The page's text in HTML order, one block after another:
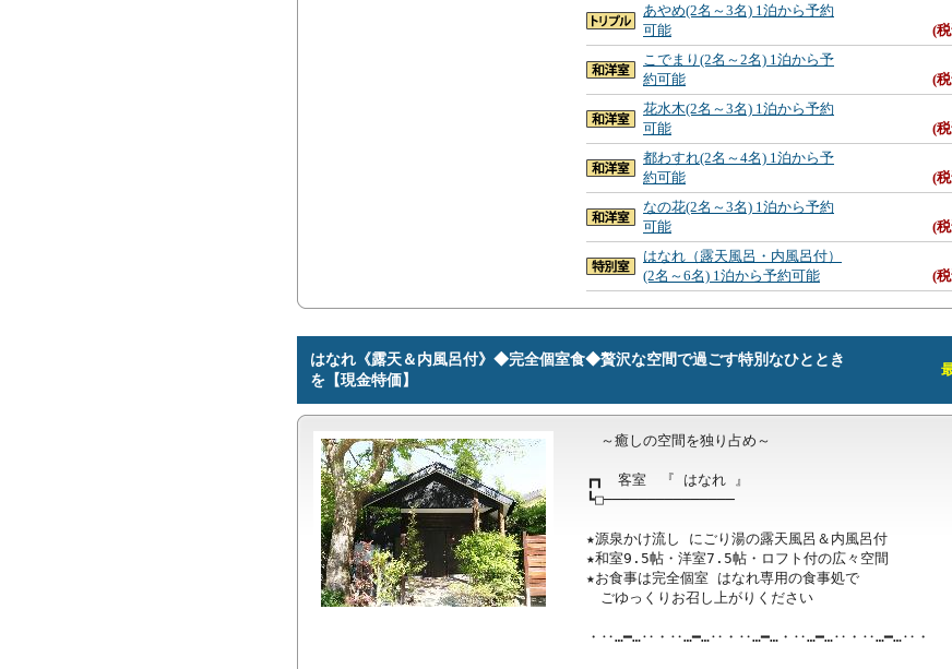
あやめ(2名～3名) 1泊から予約
可能
(
こでまり(2名～2名) 1泊から予
約可能
(
花水木(2名～3名) 1泊から予約
可能
(
都わすれ(2名～4名) 1泊から予
約可能
(
なの花(2名～3名) 1泊から予約
可能
(
はなれ（露天風呂・内風呂付）
(2名～6名) 1泊から予約可能
(
はなれ《露天＆内風呂付》◆完全個室食◆贅沢な空間で過ごす特別なひととき
を【現金特価】
～癒しの空間を独り占め～
┏┓　客室　『 はなれ 』
┗□───────────────
★源泉かけ流し にごり湯の露天風呂＆内風呂付
★和室9.5帖・洋室7.5帖・ロフト付の広々空間
★お食事は完全個室 はなれ専用の食事処で
ごゆっくりお召し上がりください
・‥…━…‥・‥…━…‥・‥…━…・‥…━…‥・‥…━…‥・